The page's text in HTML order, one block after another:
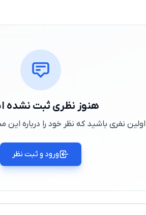
هنوز نظری ثبت نشده
اولین نفری باشید که نظر خود را درباره
ورود و ثبت نظر